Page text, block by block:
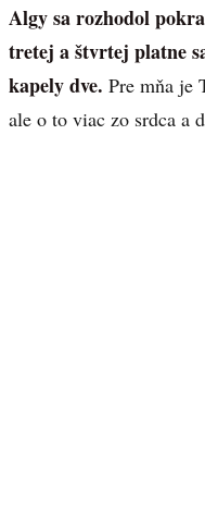
Algy sa rozhodol
tretej a štvrtej platne
kapely dve. Pre mňa je
ale o to viac zo srdca a